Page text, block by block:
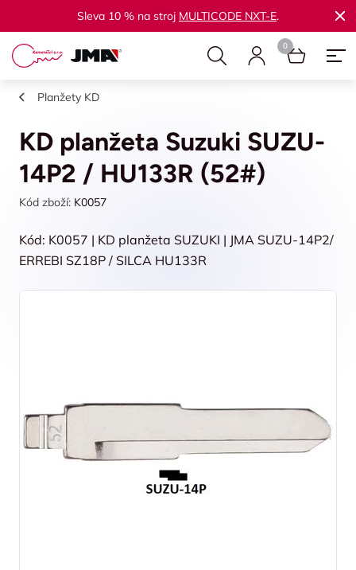
Sleva 10 % na stroj MULTICODE NXT-E.
Planžety KD
KD planžeta Suzuki SUZU-
14P2 / HU133R (52#)
Kód zboží: K0057
Kód: K0057 | KD planžeta SUZUKI | JMA SUZU-14P2/
ERREBI SZ18P / SILCA HU133R